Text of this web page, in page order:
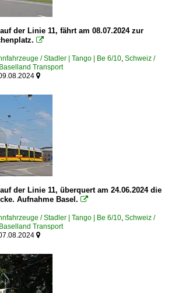
der Linie 11, fährt am 08.07.2024 zur

/ Stadler | Tango | Be 6/10, Schweiz /
Transport

der Linie 11, überquert am 24.06.2024 die
Aufnahme Basel. 
/ Stadler | Tango | Be 6/10, Schweiz /
Transport
